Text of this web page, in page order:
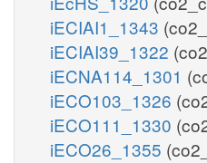
iECIAI1_1343
iECIAI39_1322
iECNA114_1301
iECO103_1326
iECO111_1330
iECO26_1355